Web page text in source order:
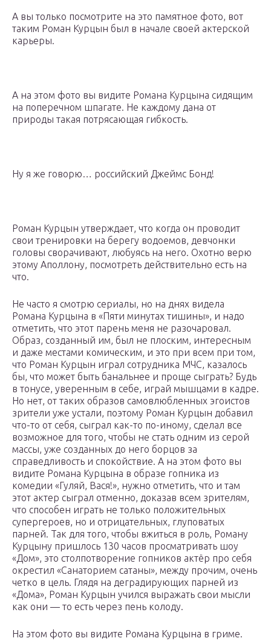
А вы только посмотрите на это памятное фото, вот
таким Роман Курцын был в начале своей актерской
карьеры.
А на этом фото вы видите Романа Курцына сидящим
на поперечном шпагате. Не каждому дана от
природы такая потрясающая гибкость.
Ну я же говорю… российский Джеймс Бонд!
Роман Курцын утверждает, что когда он проводит
свои тренировки на берегу водоемов, девчонки
головы сворачивают, любуясь на него. Охотно верю
этому Аполлону, посмотреть действительно есть на
что.
Не часто я смотрю сериалы, но на днях видела
Романа Курцына в «Пяти минутах тишины», и надо
отметить, что этот парень меня не разочаровал.
Образ, созданный им, был не плоским, интересным
и даже местами комическим, и это при всем при том,
что Роман Курцын играл сотрудника МЧС, казалось
бы, что может быть банальнее и проще сыграть? Будь
в тонусе, уверенным в себе, играй мышцами в кадре.
Но нет, от таких образов самовлюбленных эгоистов
зрители уже устали, поэтому Роман Курцын добавил
что-то от себя, сыграл как-то по-иному, сделал все
возможное для того, чтобы не стать одним из серой
массы, уже созданных до него борцов за
справедливость и спокойствие. А на этом фото вы
видите Романа Курцына в образе гопника из
комедии «Гуляй, Вася!», нужно отметить, что и там
этот актер сыграл отменно, доказав всем зрителям,
что способен играть не только положительных
супергероев, но и отрицательных, глуповатых
парней. Так для того, чтобы вжиться в роль, Роману
Курцыну пришлось 130 часов просматривать шоу
«Дом», это столпотворение гопников актёр про себя
окрестил «Санаторием сатаны», между прочим, очень
четко в цель. Глядя на деградирующих парней из
«Дома», Роман Курцын учился выражать свои мысли
как они — то есть через пень колоду.
На этом фото вы видите Романа Курцына в гриме.